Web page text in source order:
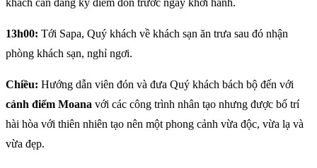
khách cần đăng ký điểm đón trước ngày khởi hành.
13h00: Tới Sapa, Quý khách về khách sạn ăn trưa sau đó nhận
phòng khách sạn, nghỉ ngơi.
Chiều: Hướng dẫn viên đón và đưa Quý khách bách bộ đến với
cảnh điểm Moana với các công trình nhân tạo nhưng được bố trí
hài hòa với thiên nhiên tạo nên một phong cảnh vừa độc, vừa lạ và
vừa đẹp.